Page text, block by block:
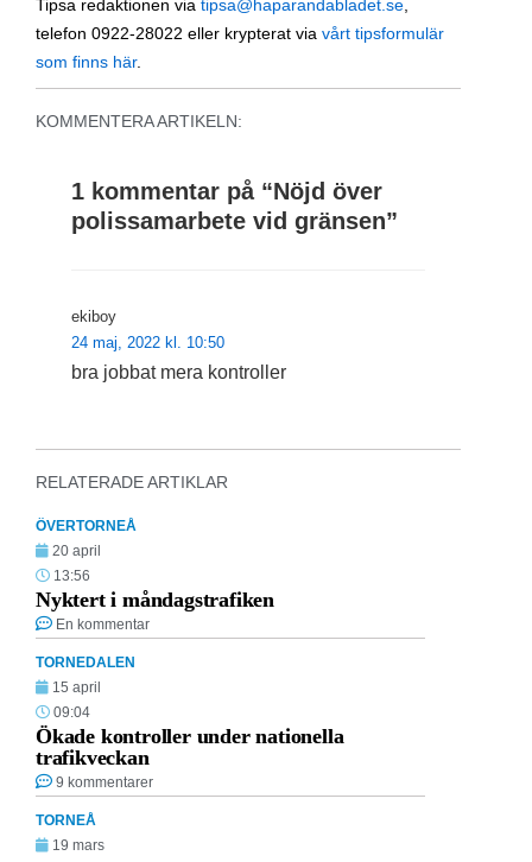
Tipsa redaktionen via tipsa@haparandabladet.se
telefon 0922-28022 eller krypterat via vårt tipsformulär
som finns här.
KOMMENTERA ARTIKELN:
1 kommentar på “Nöjd över
polissamarbete vid gränsen”
ekiboy
24 maj, 2022 kl. 10:50
bra jobbat mera kontroller
RELATERADE ARTIKLAR
ÖVERTORNEÅ
20 april
13:56
Nyktert i måndagstrafiken
En kommentar
TORNEDALEN
15 april
09:04
Ökade kontroller under nationella
trafikveckan
9 kommentarer
TORNEÅ
19 mars